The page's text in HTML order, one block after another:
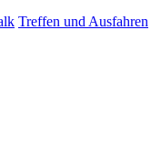
Treffen und Ausfahren